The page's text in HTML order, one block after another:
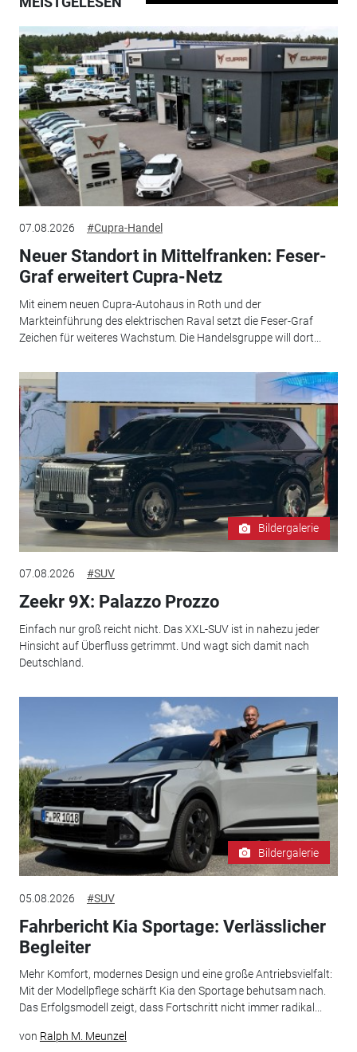
07.08.2026 #Cupra-Handel
Neuer Standort in Mittelfranken: Feser-
Graf erweitert Cupra-Netz
Mit einem neuen Cupra-Autohaus in Roth und der
Markteinführung des elektrischen Raval setzt die Feser-Graf
Zeichen für weiteres Wachstum. Die Handelsgruppe will dort...
Bildergalerie
07.08.2026 #SUV
Zeekr 9X: Palazzo Prozzo
Einfach nur groß reicht nicht. Das XXL-SUV ist in nahezu jeder
Hinsicht auf Überfluss getrimmt. Und wagt sich damit nach
Deutschland.
Bildergalerie
05.08.2026 #SUV
Fahrbericht Kia Sportage: Verlässlicher
Begleiter
Mehr Komfort, modernes Design und eine große Antriebsvielfalt:
Mit der Modellpflege schärft Kia den Sportage behutsam nach.
Das Erfolgsmodell zeigt, dass Fortschritt nicht immer radikal...
von Ralph M. Meunzel